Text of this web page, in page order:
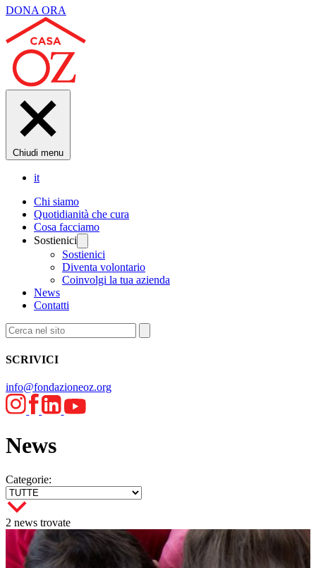
DONA ORA
Chiudi menu
it
Chi siamo
Quotidianità che cura
Cosa facciamo
Sostienici
Sostienici
Diventa volontario
Coinvolgi la tua azienda
News
Contatti
SCRIVICI
info@fondazioneoz.org
News
Categorie:
2 news trovate